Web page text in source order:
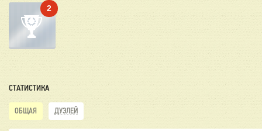
2
СТАТИСТИКА
ОБЩАЯ ДУЭЛЕЙ